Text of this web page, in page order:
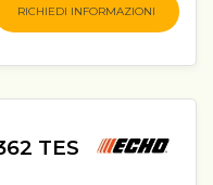
RICHIEDI INFORMAZIONI
TES